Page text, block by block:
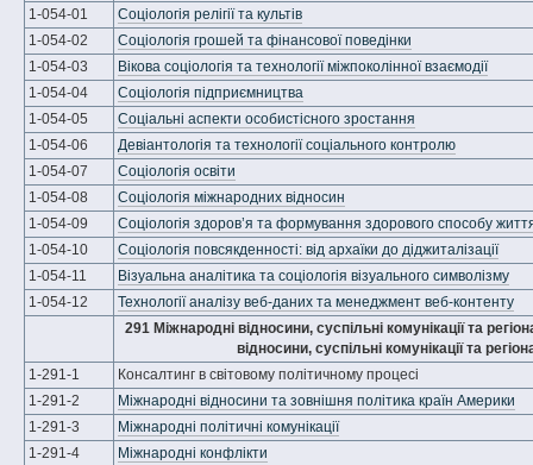
1-054-01
Соціологія релігії та культів
1-054-02
Соціологія грошей та фінансової поведінки
1-054-03
Вікова соціологія та технології міжпоколінної взаємодії
1-054-04
Соціологія підприємництва
1-054-05
Соціальні аспекти особистісного зростання
1-054-06
Девіантологія та технології соціального контролю
1-054-07
Соціологія освіти
1-054-08
Соціологія міжнародних відносин
1-054-09
Соціологія здоров’я та формування здорового способу
1-054-10
Соціологія повсякденності: від архаїки до діджиталізації
1-054-11
Візуальна аналітика та соціологія візуального символізму
1-054-12
Технології аналізу веб-даних та менеджмент веб-контенту
291 Міжнародні відносини, суспільні комунікації та
відносини, суспільні комунікації та
1-291-1
Консалтинг в світовому політичному процесі
1-291-2
Міжнародні відносини та зовнішня політика країн Америки
1-291-3
Міжнародні політичні комунікації
1-291-4
Міжнародні конфлікти